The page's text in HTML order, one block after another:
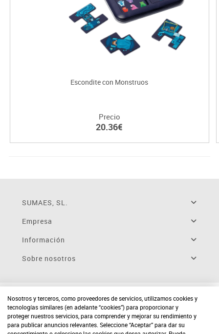
Escondite con Monstruos
Precio
20.36€
SUMAES, SL.
Empresa
Información
Sobre nosotros
Nosotros y terceros, como proveedores de servicios, utilizamos cookies y
tecnologías similares (en adelante “cookies”) para proporcionar y
proteger nuestros servicios, para comprender y mejorar su rendimiento y
para publicar anuncios relevantes. Seleccione “Aceptar” para dar su